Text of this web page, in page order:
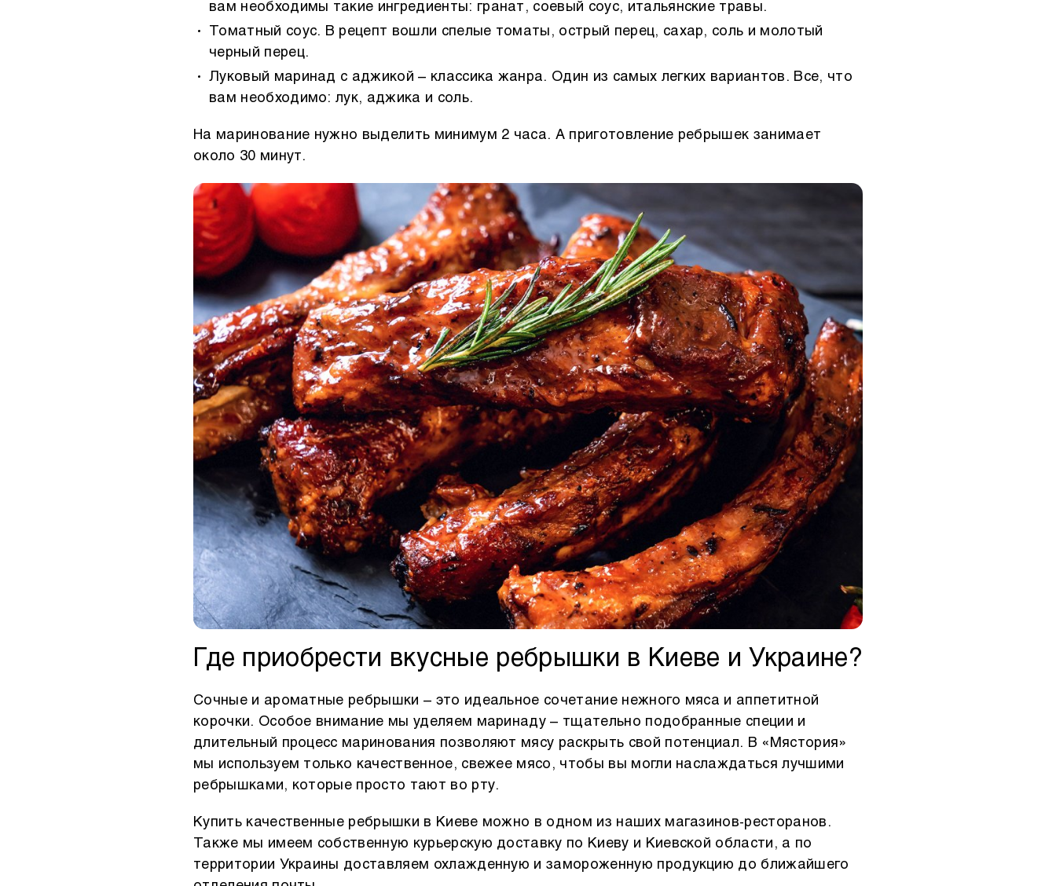
вам необходимы такие ингредиенты: гранат, соевый соус, итальянские травы.
Томатный соус. В рецепт вошли спелые томаты, острый перец, сахар, соль и молотый
черный перец.
Луковый маринад с аджикой – классика жанра. Один из самых легких вариантов. Все, что
вам необходимо: лук, аджика и соль.
На маринование нужно выделить минимум 2 часа. А приготовление ребрышек занимает
около 30 минут.
Где приобрести вкусные ребрышки в Киеве и Украине?
Сочные и ароматные ребрышки – это идеальное сочетание нежного мяса и аппетитной
корочки. Особое внимание мы уделяем маринаду – тщательно подобранные специи и
длительный процесс маринования позволяют мясу раскрыть свой потенциал. В «Мястория»
мы используем только качественное, свежее мясо, чтобы вы могли наслаждаться лучшими
ребрышками, которые просто тают во рту.
Купить качественные ребрышки в Киеве можно в одном из наших магазинов-ресторанов.
Также мы имеем собственную курьерскую доставку по Киеву и Киевской области, а по
территории Украины доставляем охлажденную и замороженную продукцию до ближайшего